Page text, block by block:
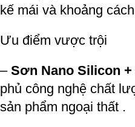
kế mái và khoảng
Ưu điểm vược trội
– Sơn Nano Silicon +
phủ công nghệ chất
sản phẩm ngoại thất .